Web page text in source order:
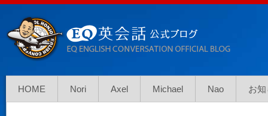
HOME Nori Axel Michael Nao お